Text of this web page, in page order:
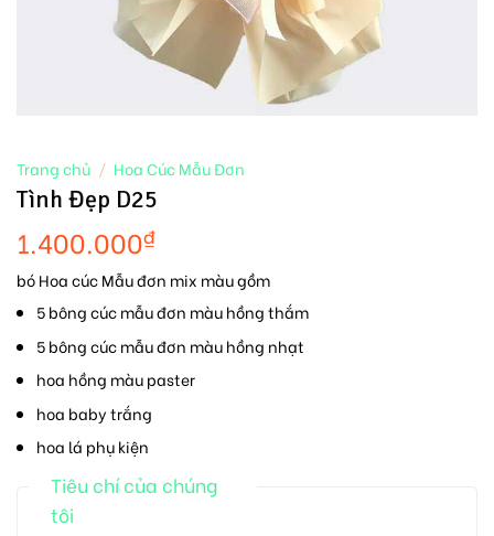
Trang chủ / Hoa Cúc Mẫu Đơn
Tình Đẹp D25
1.400.000₫
bó Hoa cúc Mẫu đơn mix màu gồm
5 bông cúc mẫu đơn màu hồng thắm
5 bông cúc mẫu đơn màu hồng nhạt
hoa hồng màu paster
hoa baby trắng
hoa lá phụ kiện
Tiêu chí của chúng
tôi